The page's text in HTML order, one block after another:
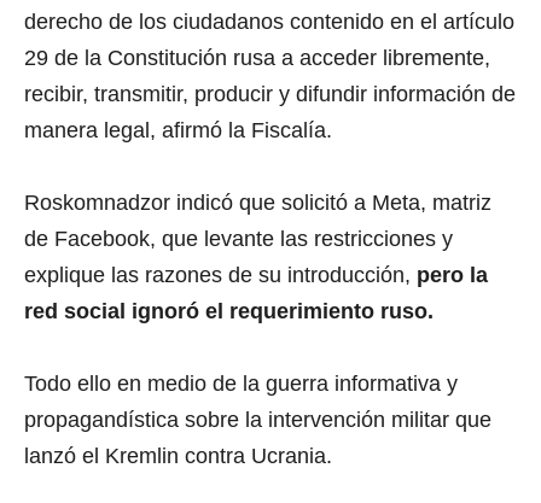
derecho de los ciudadanos contenido en el artículo
29 de la Constitución rusa a acceder libremente,
recibir, transmitir, producir y difundir información de
manera legal, afirmó la Fiscalía.
Roskomnadzor indicó que solicitó a Meta, matriz
de Facebook, que levante las restricciones y
explique las razones de su introducción, pero la
red social ignoró el requerimiento ruso.
Todo ello en medio de la guerra informativa y
propagandística sobre la intervención militar que
lanzó el Kremlin contra Ucrania.